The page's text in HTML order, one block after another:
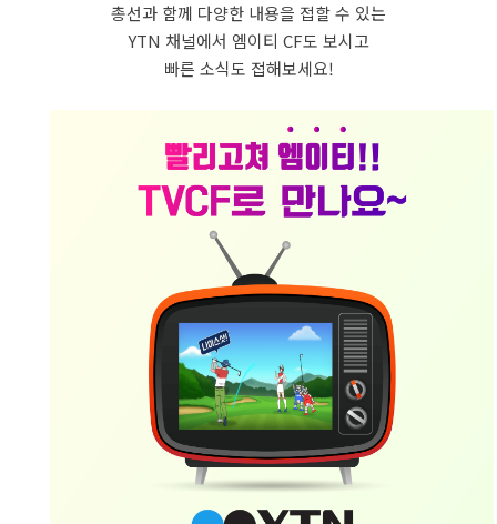
총선과 함께 다양한 내용을 접할 수 있는
YTN 채널에서 엠이티 CF도 보시고
빠른 소식도 접해보세요!